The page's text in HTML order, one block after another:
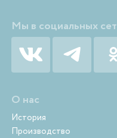
Мы в социальных
О нас
История
Производство